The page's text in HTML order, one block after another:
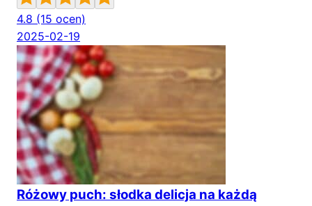
4.8 (15 ocen)
2025-02-19
Różowy puch: słodka delicja na każdą